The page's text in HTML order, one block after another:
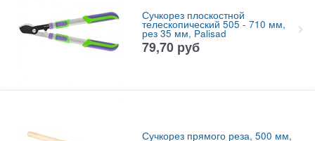
Сучкорез плоскостной
телескопический 505 - 710 мм,
рез 35 мм, Palisad
79,70 руб
Сучкорез прямого реза, 500 мм,